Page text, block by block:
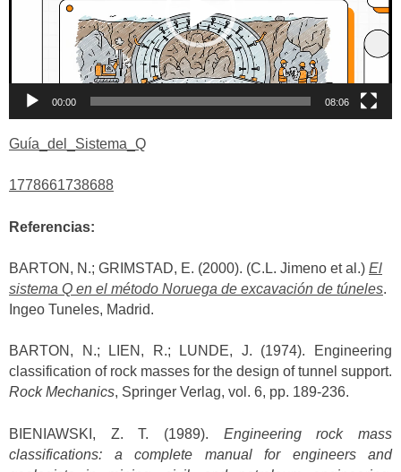
00:00 08:06
Guía_del_Sistema_Q
1778661738688
Referencias:
BARTON, N.; GRIMSTAD, E. (2000). (C.L. Jimeno et al.) El
sistema Q en el método Noruega de excavación de túneles.
Ingeo Tuneles, Madrid.
BARTON, N.; LIEN, R.; LUNDE, J. (1974). Engineering
classification of rock masses for the design of tunnel support.
Rock Mechanics, Springer Verlag, vol. 6, pp. 189-236.
BIENIAWSKI, Z. T. (1989). Engineering rock mass
classifications: a complete manual for engineers and